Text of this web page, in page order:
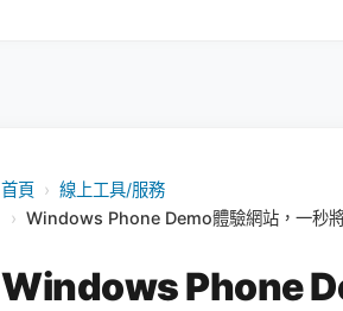
首頁 › 線上工具/服務
› Windows Phone Demo體驗網站，一
Windows Phone